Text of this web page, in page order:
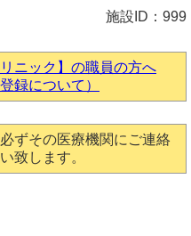
施設ID：999
ニック】の職員の方へ
録について）
ずその医療機関にご連絡
致します。